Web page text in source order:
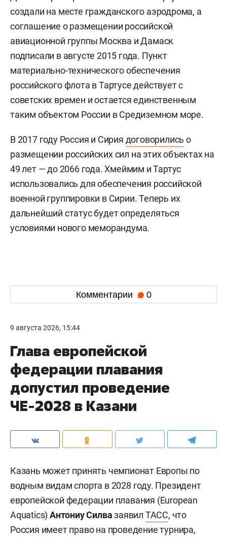
создали на месте гражданского аэродрома, а
соглашение о размещении российской
авиационной группы Москва и Дамаск
подписали в августе 2015 года. Пункт
материально-технического обеспечения
российского флота в Тартусе действует с
советских времен и остается единственным
таким объектом России в Средиземном море.
В 2017 году Россия и Сирия договорились о
размещении российских сил на этих объектах на
49 лет — до 2066 года. Хмеймим и Тартус
использовались для обеспечения российской
военной группировки в Сирии. Теперь их
дальнейший статус будет определяться
условиями нового меморандума.
Комментарии 0
9 августа 2026, 15:44
Глава европейской
федерации плавания
допустил проведение
ЧЕ-2028 в Казани
Казань может принять чемпионат Европы по
водным видам спорта в 2028 году. Президент
европейской федерации плавания (European
Aquatics) Антониу Силвазаявил ТАСС, что
Россия имеет право на проведение турнира,